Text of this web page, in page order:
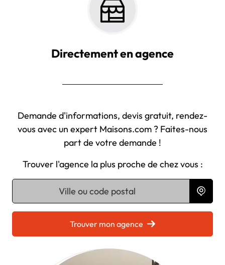
Directement en agence
Demande d'informations, devis gratuit, rendez-
vous avec un expert Maisons.com ? Faites-nous
part de votre demande !
Trouver l'agence la plus proche de chez vous :
Chargement...
Trouver mon agence